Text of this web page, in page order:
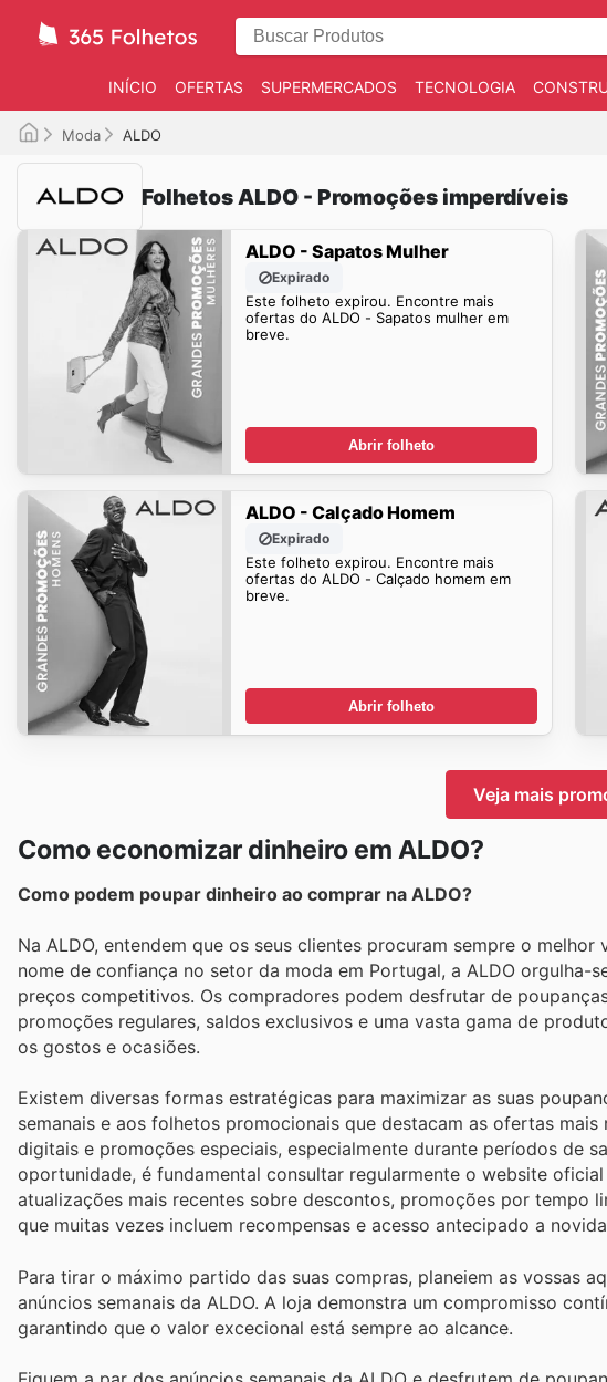
INÍCIO OFERTAS SUPERMERCADOS TECNOLOGIA
Moda ALDO
Folhetos ALDO - Promoções imperdíveis
ALDO - Sapatos Mulher
Expirado
Este folheto expirou. Encontre mais
ofertas do ALDO - Sapatos mulher em
breve.
Abrir folheto
ALDO - Calçado Homem
Expirado
Este folheto expirou. Encontre mais
ofertas do ALDO - Calçado homem em
breve.
Abrir folheto
Veja mais
Como economizar dinheiro em ALDO?
Como podem poupar dinheiro ao comprar na ALDO?
Na ALDO, entendem que os seus clientes procuram sempre o
nome de confiança no setor da moda em Portugal, a ALDO orgulha-
preços competitivos. Os compradores podem desfrutar de
promoções regulares, saldos exclusivos e uma vasta gama de
os gostos e ocasiões.
Existem diversas formas estratégicas para maximizar as suas
semanais e aos folhetos promocionais que destacam as ofertas
digitais e promoções especiais, especialmente durante períodos de
oportunidade, é fundamental consultar regularmente o website
atualizações mais recentes sobre descontos, promoções por tempo
que muitas vezes incluem recompensas e acesso antecipado a
Para tirar o máximo partido das suas compras, planeiem as vossas
anúncios semanais da ALDO. A loja demonstra um compromisso
garantindo que o valor excecional está sempre ao alcance.